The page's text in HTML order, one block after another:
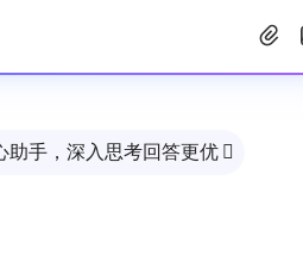
助手，深入思考回答更优 